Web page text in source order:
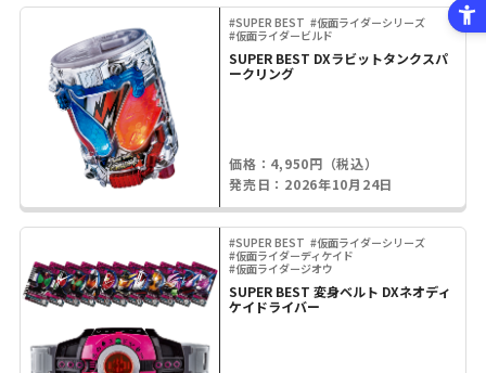
#SUPER BEST #仮面ライダーシリーズ
#仮面ライダービルド
SUPER BEST DXラビットタンクスパ
ークリング
価格：4,950円（税込）
発売日：2026年10月24日
#SUPER BEST #仮面ライダーシリーズ
#仮面ライダーディケイド
#仮面ライダージオウ
SUPER BEST 変身ベルト DXネオディ
ケイドライバー